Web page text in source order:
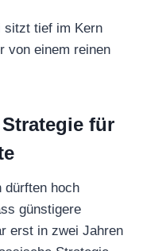
sitzt tief im Kern
von einem reinen
für
dürften hoch
günstigere
erst in zwei Jahren